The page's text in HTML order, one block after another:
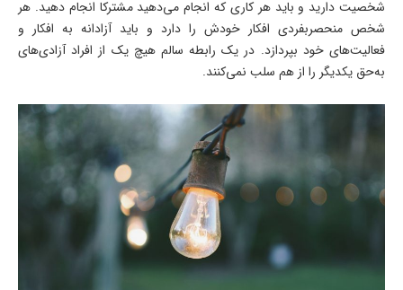
شخصیت دارید و باید هر کاری که انجام می‌دهید مشترکا انجام دهید. هر
شخص منحصربفردی افکار خودش را دارد و باید آزادانه به افکار و
فعالیت‌های خود بپردازد. در یک رابطه سالم هیچ یک از افراد آزادی‌های
به‌حق یکدیگر را از هم سلب نمی‌کنند.